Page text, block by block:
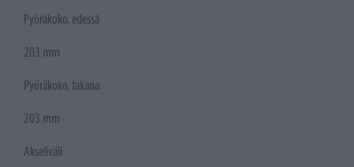
Pyöräkoko, edessä
203 mm
Pyöräkoko, takana
203 mm
Akseliväli